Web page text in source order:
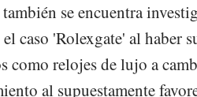
se encuentra
caso 'Rolexgate' al haber
como relojes de lujo a
al supuestamente